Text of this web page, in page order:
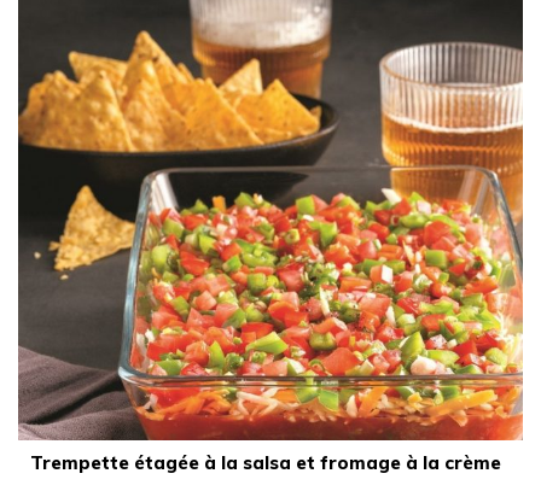
Trempette étagée à la salsa et fromage à la crème